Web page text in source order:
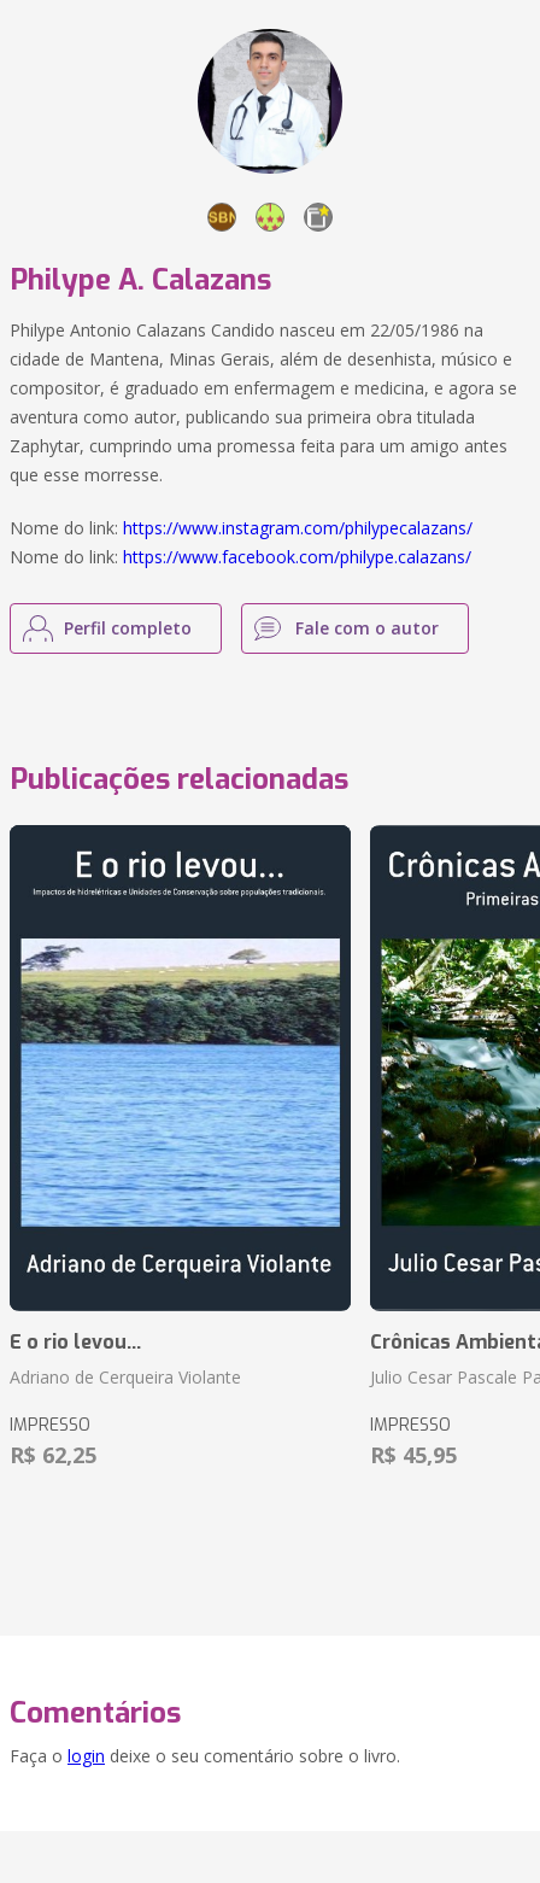
Philype A. Calazans
Philype Antonio Calazans Candido nasceu em 22/05/1986 na
cidade de Mantena, Minas Gerais, além de desenhista, músico e
compositor, é graduado em enfermagem e medicina, e agora se
aventura como autor, publicando sua primeira obra titulada
Zaphytar, cumprindo uma promessa feita para um amigo antes
que esse morresse.
Nome do link: https://www.instagram.com/philypecalazans/
Nome do link: https://www.facebook.com/philype.calazans/
Perfil completo Fale com o autor
Publicações relacionadas
E o rio levou...
Adriano de Cerqueira Violante
IMPRESSO
R$ 62,25
Crônicas
Julio Cesar Pascale
IMPRESSO
R$ 45,95
Comentários
Faça o login deixe o seu comentário sobre o livro.